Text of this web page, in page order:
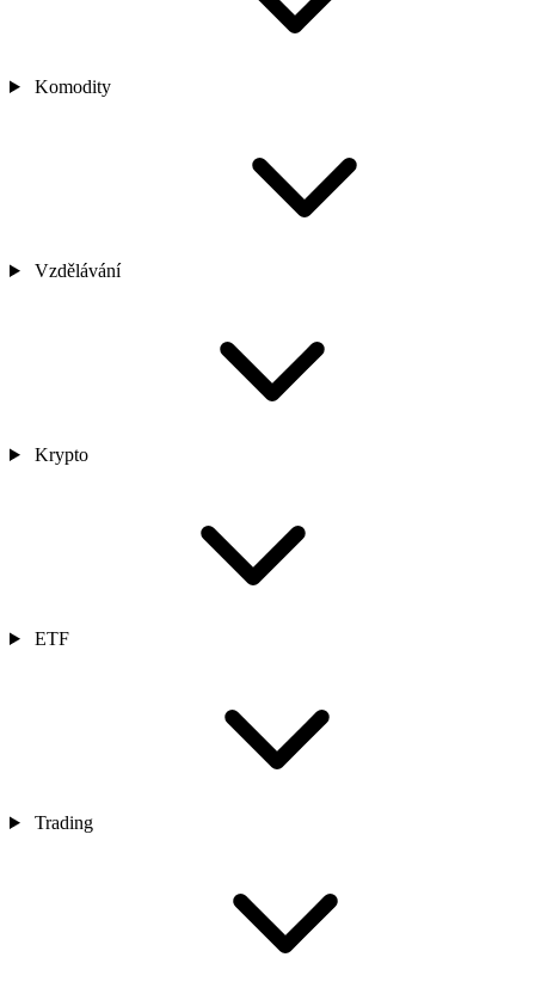
Komodity
Vzdělávání
Krypto
ETF
Trading